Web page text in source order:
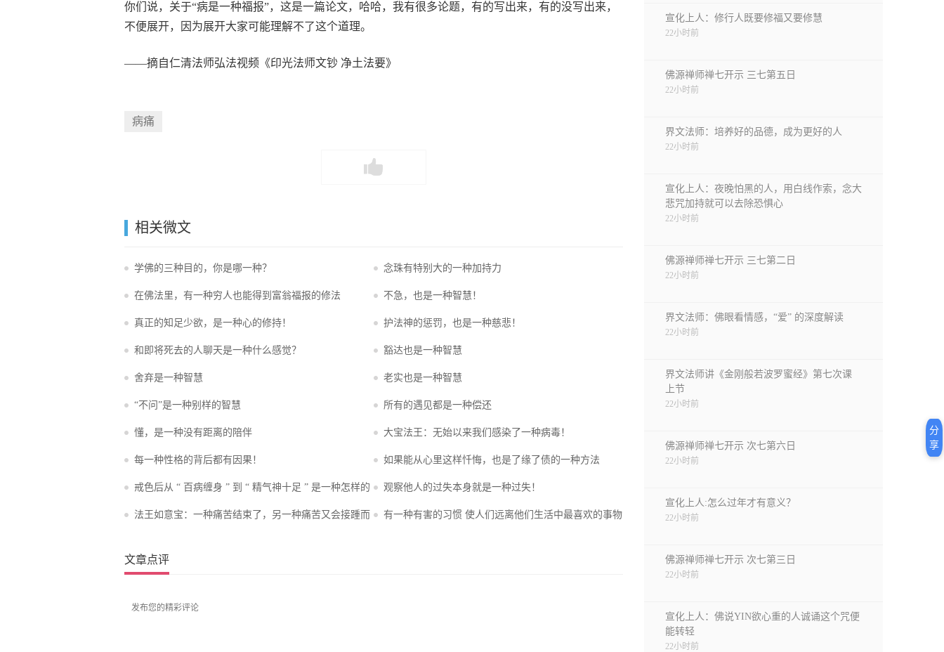
你们说，关于“病是一种福报”，这是一篇论文，哈哈，我有很多论题，有的写出来，有的没写出来，
不便展开，因为展开大家可能理解不了这个道理。
——摘自仁清法师弘法视频《印光法师文钞 净土法要》
病痛
相关微文
学佛的三种目的，你是哪一种？ 念珠有特别大的一种加持力
在佛法里，有一种穷人也能得到富翁福报的修法 不急，也是一种智慧！
真正的知足少欲，是一种心的修持！ 护法神的惩罚，也是一种慈悲！
和即将死去的人聊天是一种什么感觉？ 豁达也是一种智慧
舍弃是一种智慧 老实也是一种智慧
“不问”是一种别样的智慧 所有的遇见都是一种偿还
懂，是一种没有距离的陪伴 大宝法王：无始以来我们感染了一种病毒！
每一种性格的背后都有因果！ 如果能从心里这样忏悔，也是了缘了债的一种方法
戒色后从 “ 百病缠身 ” 到 “ 精气神十足 ” 是一种怎样的
体验？
观察他人的过失本身就是一种过失！
法王如意宝：一种痛苦结束了，另一种痛苦又会接踵而 有一种有害的习惯 使人们远离他们生活中最喜欢的事物
文章点评
宣化上人：修行人既要修福又要修慧
22小时前
佛源禅师禅七开示 三七第五日
22小时前
界文法师：培养好的品德，成为更好的人
22小时前
宣化上人：夜晚怕黑的人，用白线作索，念大
悲咒加持就可以去除恐惧心
22小时前
佛源禅师禅七开示 三七第二日
22小时前
界文法师：佛眼看情感，“爱” 的深度解读
22小时前
界文法师讲《金刚般若波罗蜜经》第七次课
上节
22小时前
佛源禅师禅七开示 次七第六日
22小时前
宣化上人:怎么过年才有意义？
22小时前
佛源禅师禅七开示 次七第三日
22小时前
宣化上人：佛说YIN欲心重的人诚诵这个咒便
能转轻
22小时前
分
享